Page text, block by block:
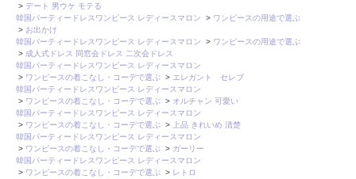
> デート 男ウケ モテる
韓国パーティードレスワンピース レディースマロン
> ワンピースの用途で選ぶ
> お出かけ
韓国パーティードレスワンピース レディースマロン
> ワンピースの用途で選ぶ
> 成人式ドレス 同窓会ドレス 二次会ドレス
韓国パーティードレスワンピース レディースマロン
> ワンピースの着こなし・コーデで選ぶ > エレガント セレブ
韓国パーティードレスワンピース レディースマロン
> ワンピースの着こなし・コーデで選ぶ > オルチャン 可愛い
韓国パーティードレスワンピース レディースマロン
> ワンピースの着こなし・コーデで選ぶ >
上品 きれいめ 清楚
韓国パーティードレスワンピース レディースマロン
> ワンピースの着こなし・コーデで選ぶ > ガーリー
韓国パーティードレスワンピース レディースマロン
> ワンピースの着こなし・コーデで選ぶ > レトロ